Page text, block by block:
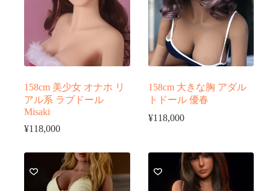
158cm 美少女 オナホ リ
アル系 ラブドール
Misaki
¥118,000
158cm 大きな胸 アダル
トドール 優春
¥118,000